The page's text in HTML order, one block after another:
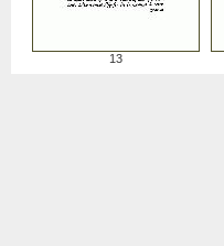
13